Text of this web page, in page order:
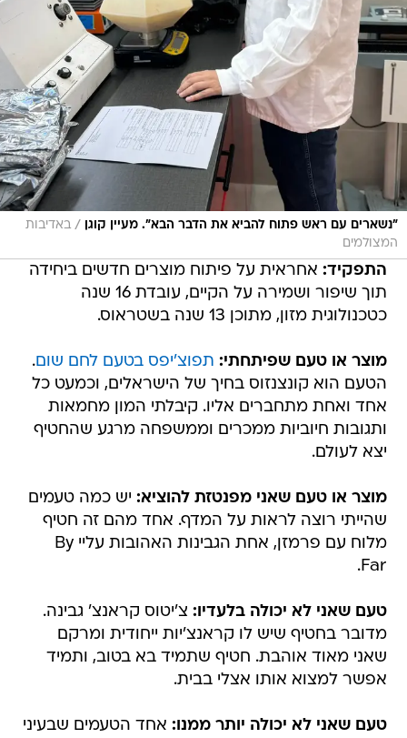
"נשארים עם ראש פתוח להביא את הדבר הבא". מעיין קוגן / באדיבות
המצולמים
התפקיד: אחראית על פיתוח מוצרים חדשים ביחידה
תוך שיפור ושמירה על הקיים, עובדת 16 שנה
כטכנולוגית מזון, מתוכן 13 שנה בשטראוס.
מוצר או טעם שפיתחתי: תפוצ'יפס בטעם לחם שום.
הטעם הוא קונצנזוס בחיך של הישראלים, וכמעט כל
אחד ואחת מתחברים אליו. קיבלתי המון מחמאות
ותגובות חיוביות ממכרים וממשפחה מרגע שהחטיף
יצא לעולם.
מוצר או טעם שאני מפנטזת להוציא: יש כמה טעמים
שהייתי רוצה לראות על המדף. אחד מהם זה חטיף
מלוח עם פרמזן, אחת הגבינות האהובות עליי By
Far.
טעם שאני לא יכולה בלעדיו: צ'יטוס קראנצ' גבינה.
מדובר בחטיף שיש לו קראנצ'יות ייחודית ומרקם
שאני מאוד אוהבת. חטיף שתמיד בא בטוב, ותמיד
אפשר למצוא אותו אצלי בבית.
טעם שאני לא יכולה יותר ממנו: אחד הטעמים שבעיני